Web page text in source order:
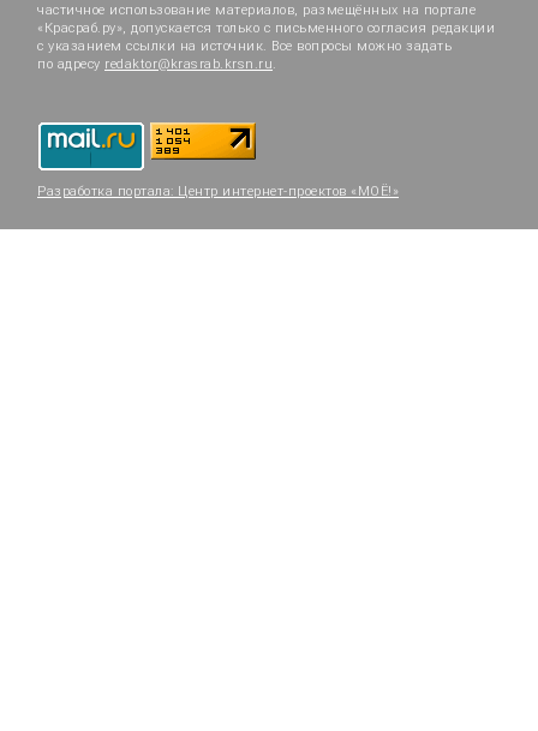
частичное использование материалов, размещённых на портале
«Красраб.ру», допускается только с письменного согласия редакции
с указанием ссылки на источник. Все вопросы можно задать
по адресу redaktor@krasrab.krsn.ru.
Разработка портала: Центр интернет-проектов «МОЁ!»